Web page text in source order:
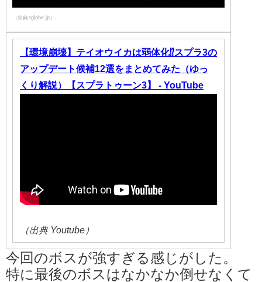
（出典 tglobe.jp）
【環境崩壊】テイオウイカは弱体化⁉スプラ3の
アップデート候補12選をまとめてみた（ゆっ
くり解説）【スプラトゥーン3】 - YouTube
（出典 Youtube）
今回のボスが強すぎる感じがした。
特に最後のボスはなかなか倒せなくて